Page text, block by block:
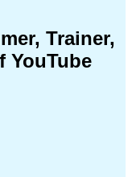
Trainer,
YouTube